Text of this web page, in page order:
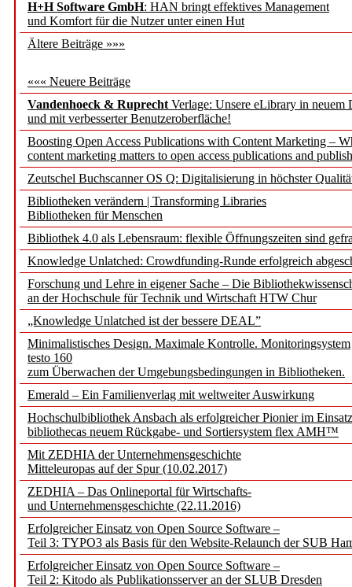
H+H Software GmbH: HAN bringt effektives Management
und Komfort für die Nutzer unter einen Hut
Ältere Beiträge »»»
««« Neuere Beiträge
Vandenhoeck & Ruprecht Verlage: Unsere eLibrary in neuem
und mit verbesserter Benutzeroberfläche!
Boosting Open Access Publications with Content Marketing –
content marketing matters to open access publications and
Zeutschel Buchscanner OS Q: Digitalisierung in höchster
Bibliotheken verändern | Transforming Libraries
Bibliotheken für Menschen
Bibliothek 4.0 als Lebensraum: flexible Öffnungszeiten sind
Knowledge Unlatched: Crowdfunding-Runde erfolgreich
Forschung und Lehre in eigener Sache – Die
an der Hochschule für Technik und Wirtschaft HTW Chur
„Knowledge Unlatched ist der bessere DEAL”
Minimalistisches Design. Maximale Kontrolle. Monitoringsystem
testo 160
zum Überwachen der Umgebungsbedingungen in Bibliotheken.
Emerald – Ein Familienverlag mit weltweiter Auswirkung
Hochschulbibliothek Ansbach als erfolgreicher Pionier im
bibliothecas neuem Rückgabe- und Sortiersystem flex AMH™
Mit ZEDHIA der Unternehmensgeschichte
Mitteleuropas auf der Spur (10.02.2017)
ZEDHIA – Das Onlineportal für Wirtschafts-
und Unternehmensgeschichte (22.11.2016)
Erfolgreicher Einsatz von Open Source Software –
Teil 3: TYPO3 als Basis für den Website-Relaunch der SUB
Erfolgreicher Einsatz von Open Source Software –
Teil 2: Kitodo als Publikationsserver an der SLUB Dresden